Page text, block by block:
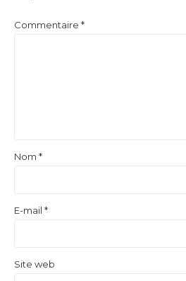
Commentaire *
Nom *
E-mail *
Site web